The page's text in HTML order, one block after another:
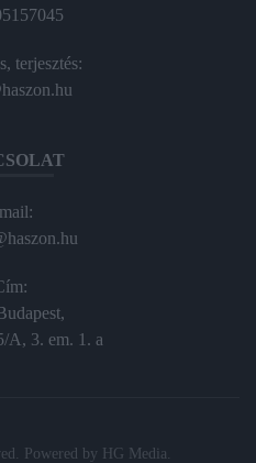
terjesztés:
A, 3. em. 1. a
Powered by HG Media